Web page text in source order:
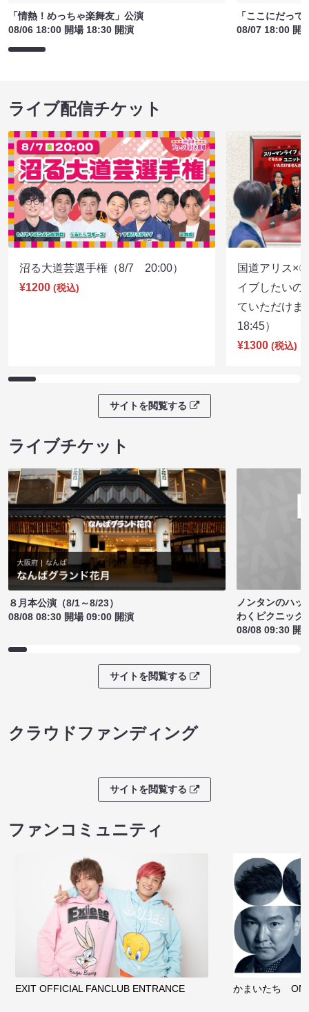
「情熱！めっちゃ楽舞友」公演
08/06 18:00 開場 18:30 開演
「ここにだっ
08/07 18:00 開
ライブ配信チケット
沼る大道芸選手権（8/7 20:00）
¥1200 (税込)
国道アリス×
イブしたいの
ていただけ
18:45）
¥1300 (税込)
サイトを閲覧する
ライブチケット
８月本公演（8/1～8/23）
08/08 08:30 開場 09:00 開演
ノンタンのハッ
わくピクニック
08/08 09:30 開
サイトを閲覧する
クラウドファンディング
サイトを閲覧する
ファンコミュニティ
EXIT OFFICIAL FANCLUB ENTRANCE かまいたち